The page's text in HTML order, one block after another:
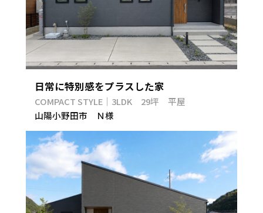
日常に特別感をプラスした家
COMPACT STYLE｜3LDK 29坪 平屋
山陽小野田市 Ｎ様